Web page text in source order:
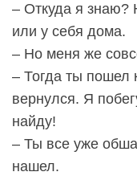
– Откуда я знаю?
или у себя дома.
– Но меня же
– Тогда ты пошел
вернулся. Я
найду!
– Ты все уже
нашел.